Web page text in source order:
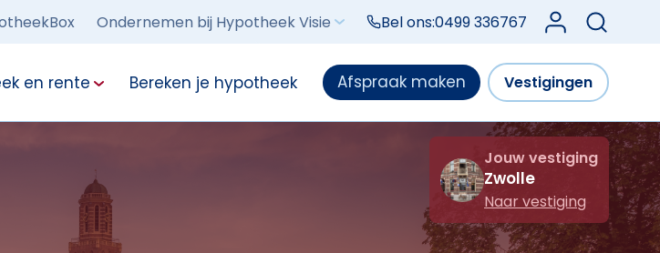
Ondernemen bij Hypotheek Visie Bel ons:0499 336767 Log in bij Mijn
en rente Bereken je hypotheek Afspraak maken Vestigingen
Jouw vestiging
Zwolle
Naar vestiging